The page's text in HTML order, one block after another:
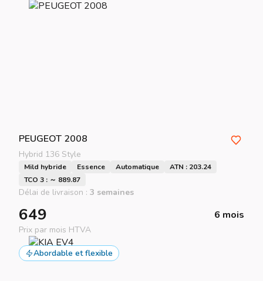
PEUGEOT 2008
Hybrid 136 Style
Mild hybride Essence Automatique
ATN : 203.24
TCO 3 : ～ 889.87
Délai de livraison : 3 semaines
649 6 mois
Prix par mois HTVA
Abordable et flexible